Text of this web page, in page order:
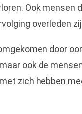
Ook mensen
overleden
door
ook de
zich hebben